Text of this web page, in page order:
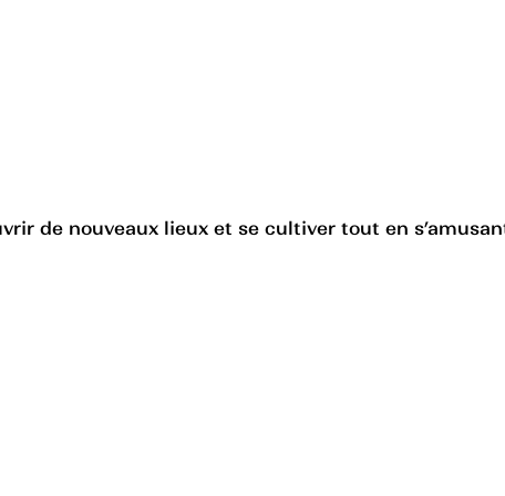
de nouveaux lieux et se cultiver tout en